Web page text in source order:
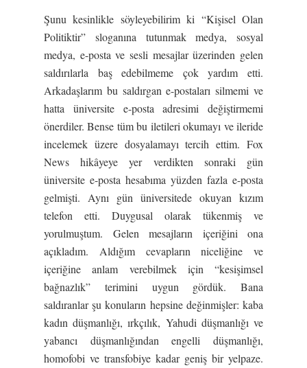
Şunu kesinlikle söyleyebilirim ki “Kişisel Olan
Politiktir” sloganına tutunmak medya, sosyal
medya, e-posta ve sesli mesajlar üzerinden gelen
saldırılarla baş edebilmeme çok yardım etti.
Arkadaşlarım bu saldırgan e-postaları silmemi ve
hatta üniversite e-posta adresimi değiştirmemi
önerdiler. Bense tüm bu iletileri okumayı ve ileride
incelemek üzere dosyalamayı tercih ettim. Fox
News hikâyeye yer verdikten sonraki gün
üniversite e-posta hesabıma yüzden fazla e-posta
gelmişti. Aynı gün üniversitede okuyan kızım
telefon etti. Duygusal olarak tükenmiş ve
yorulmuştum. Gelen mesajların içeriğini ona
açıkladım. Aldığım cevapların niceliğine ve
içeriğine anlam verebilmek için “kesişimsel
bağnazlık” terimini uygun gördük. Bana
saldıranlar şu konuların hepsine değinmişler: kaba
kadın düşmanlığı, ırkçılık, Yahudi düşmanlığı ve
yabancı düşmanlığından engelli düşmanlığı,
homofobi ve transfobiye kadar geniş bir yelpaze.